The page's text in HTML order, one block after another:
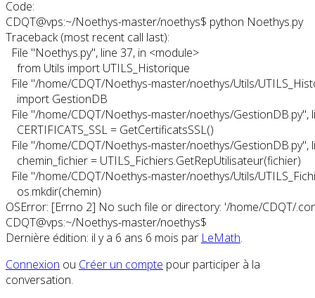
Code:
CDQT@vps:~/Noethys-master/noethys$ python Noethys.py
Traceback (most recent call last):
File "Noethys.py", line 37, in <module>
from Utils import UTILS_Historique
File "/home/CDQT/Noethys-master/noethys/Utils/
import GestionDB
File "/home/CDQT/Noethys-master/noethys/GestionDB.py",
CERTIFICATS_SSL = GetCertificatsSSL()
File "/home/CDQT/Noethys-master/noethys/GestionDB.py",
chemin_fichier = UTILS_Fichiers.GetRepUtilisateur(fichier)
File "/home/CDQT/Noethys-master/noethys/Utils/
os.mkdir(chemin)
OSError: [Errno 2] No such file or directory: '/home/CDQT/
CDQT@vps:~/Noethys-master/noethys$
Dernière édition: il y a 6 ans 6 mois par LeMath.
Connexion ou Créer un compte pour participer à la
conversation.